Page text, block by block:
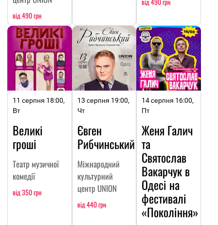
від 490 грн
11 серпня 18:00,
Вт
Великі
гроші
Театр музичної
комедії
від 350 грн
13 серпня 19:00,
Чт
Євген
Рибчинський
Міжнародний
культурний
центр UNION
від 440 грн
14 серпня 16:00,
Пт
Женя Галич
та
Святослав
Вакарчук в
Одесі на
фестивалі
«Покоління»